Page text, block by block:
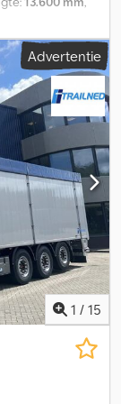
2015,
rollend
* EBS * Hefas
werklampen * 3
Onder
Advertentie
1 / 15